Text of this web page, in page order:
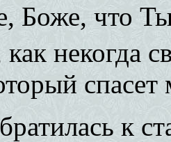
Боже, что
некогда
к